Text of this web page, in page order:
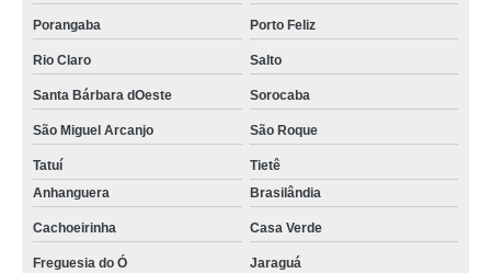
Porangaba Porto Feliz
Rio Claro Salto
Santa Bárbara dOeste Sorocaba
São Miguel Arcanjo São Roque
Tatuí
Tietê
Anhanguera
Brasilândia
Cachoeirinha Casa Verde
Freguesia do Ó Jaraguá